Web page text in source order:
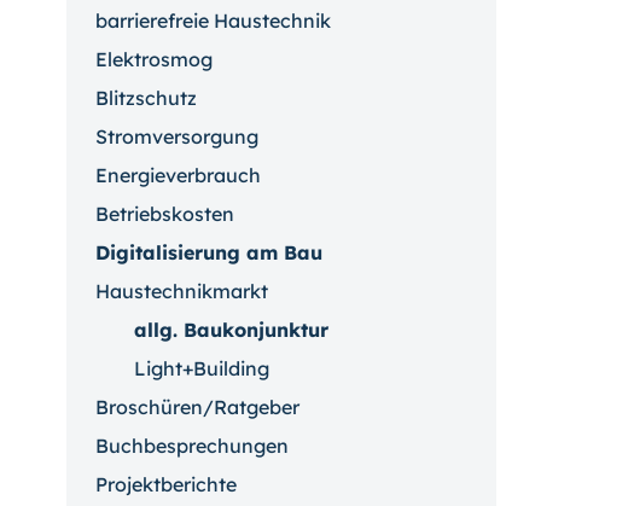
barrierefreie Haustechnik
Elektrosmog
Blitzschutz
Stromversorgung
Energieverbrauch
Betriebskosten
Digitalisierung am Bau
Haustechnikmarkt
allg. Baukonjunktur
Light+Building
Broschüren/Ratgeber
Buchbesprechungen
Projektberichte